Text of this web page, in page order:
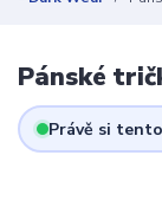
Pánské
Právě si